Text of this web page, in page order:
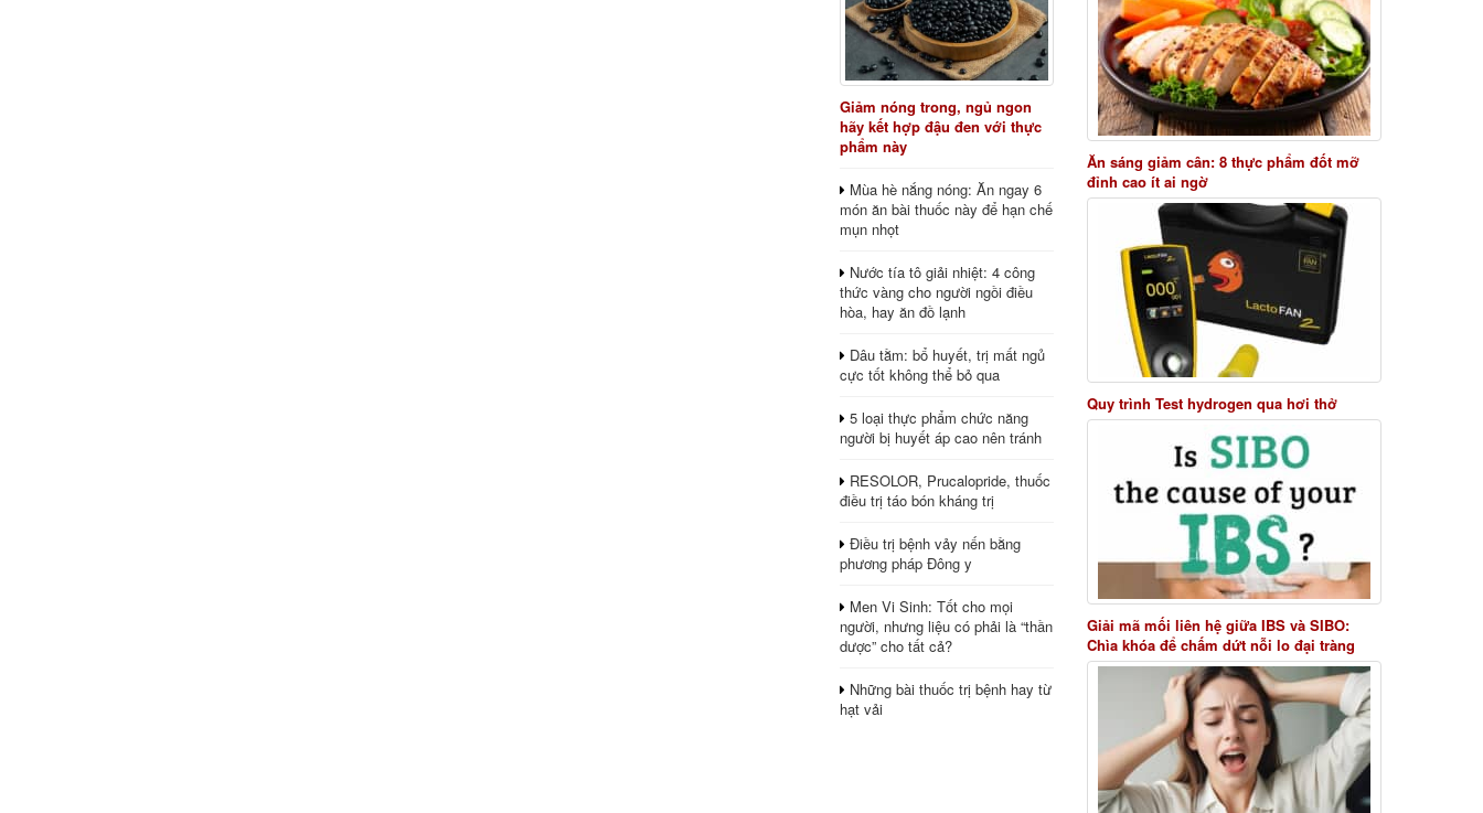
Giảm nóng trong, ngủ ngon
hãy kết hợp đậu đen với thực
phẩm này
Mùa hè nắng nóng: Ăn ngay 6
món ăn bài thuốc này để hạn chế
mụn nhọt
Nước tía tô giải nhiệt: 4 công
thức vàng cho người ngồi điều
hòa, hay ăn đồ lạnh
Dâu tằm: bổ huyết, trị mất ngủ
cực tốt không thể bỏ qua
5 loại thực phẩm chức năng
người bị huyết áp cao nên tránh
RESOLOR, Prucalopride, thuốc
điều trị táo bón kháng trị
Điều trị bệnh vảy nến bằng
phương pháp Đông y
Men Vi Sinh: Tốt cho mọi
người, nhưng liệu có phải là “thần
dược” cho tất cả?
Những bài thuốc trị bệnh hay từ
hạt vải
Ăn sáng giảm cân: 8 thực phẩm đốt mỡ
đỉnh cao ít ai ngờ
Quy trình Test hydrogen qua hơi thở
Giải mã mối liên hệ giữa IBS và SIBO:
Chìa khóa để chấm dứt nỗi lo đại tràng